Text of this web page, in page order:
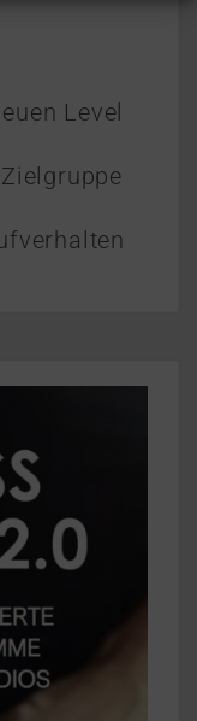
Level